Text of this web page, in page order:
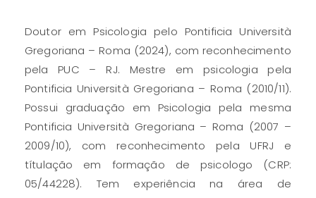
Doutor em Psicologia pelo Pontificia Università
Gregoriana – Roma (2024), com reconhecimento
pela PUC – RJ. Mestre em psicologia pela
Pontificia Università Gregoriana – Roma (2010/11).
Possui graduação em Psicologia pela mesma
Pontificia Università Gregoriana – Roma (2007 –
2009/10), com reconhecimento pela UFRJ e
títulação em formação de psicologo (CRP:
05/44228). Tem experiência na área de